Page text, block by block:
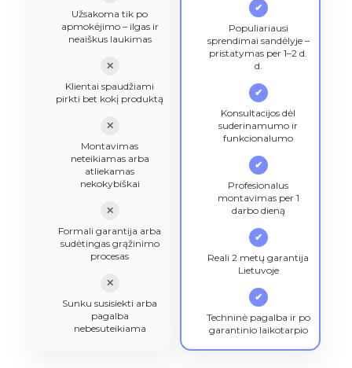
Užsakoma tik po
apmokėjimo – ilgas ir
neaiškus laukimas
✕
Klientai spaudžiami
pirkti bet kokį produktą
✕
Montavimas
neteikiamas arba
atliekamas
nekokybiškai
✕
Formali garantija arba
sudėtingas grąžinimo
procesas
✕
Sunku susisiekti arba
pagalba
nebesuteikiama
✔
Populiariausi
sprendimai sandėlyje –
pristatymas per 1–2 d.
d.
✔
Konsultacijos dėl
suderinamumo ir
funkcionalumo
✔
Profesionalus
montavimas per 1
darbo dieną
✔
Reali 2 metų garantija
Lietuvoje
✔
Techninė pagalba ir po
garantinio laikotarpio